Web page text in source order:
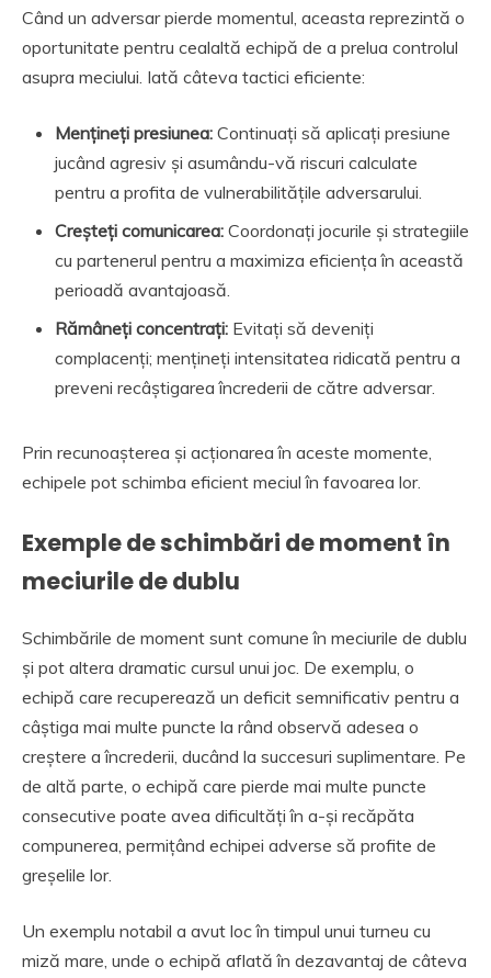
Când un adversar pierde momentul, aceasta reprezintă o
oportunitate pentru cealaltă echipă de a prelua controlul
asupra meciului. Iată câteva tactici eficiente:
Mențineți presiunea: Continuați să aplicați presiune
jucând agresiv și asumându-vă riscuri calculate
pentru a profita de vulnerabilitățile adversarului.
Creșteți comunicarea: Coordonați jocurile și strategiile
cu partenerul pentru a maximiza eficiența în această
perioadă avantajoasă.
Rămâneți concentrați: Evitați să deveniți
complacenți; mențineți intensitatea ridicată pentru a
preveni recâștigarea încrederii de către adversar.
Prin recunoașterea și acționarea în aceste momente,
echipele pot schimba eficient meciul în favoarea lor.
Exemple de schimbări de moment în
meciurile de dublu
Schimbările de moment sunt comune în meciurile de dublu
și pot altera dramatic cursul unui joc. De exemplu, o
echipă care recuperează un deficit semnificativ pentru a
câștiga mai multe puncte la rând observă adesea o
creștere a încrederii, ducând la succesuri suplimentare. Pe
de altă parte, o echipă care pierde mai multe puncte
consecutive poate avea dificultăți în a-și recăpăta
compunerea, permițând echipei adverse să profite de
greșelile lor.
Un exemplu notabil a avut loc în timpul unui turneu cu
miză mare, unde o echipă aflată în dezavantaj de câteva